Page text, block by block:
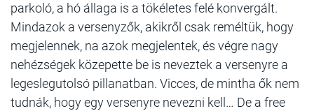
parkoló, a hó állaga is a tökéletes felé konvergált.
Mindazok a versenyzők, akikről csak reméltük, hogy
megjelennek, na azok megjelentek, és végre nagy
nehézségek közepette be is neveztek a versenyre a
legeslegutolsó pillanatban. Vicces, de mintha ők nem
tudnák, hogy egy versenyre nevezni kell… De a free